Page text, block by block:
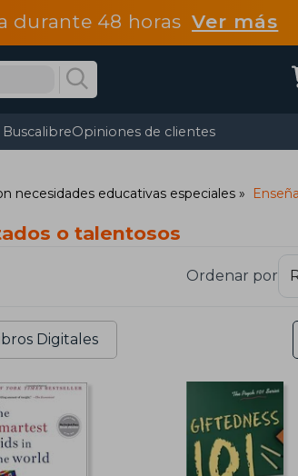
durante 48 horasVer más
Opiniones de clientes
necesidades educativas especiales
o talentosos
Ordenar por
Digitales